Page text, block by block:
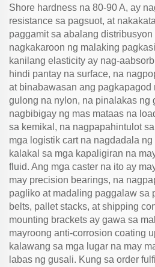
Shore hardness na 80-90 A, ay
resistance sa pagsuot, at
paggamit sa abalang
nagkakaroon ng malaking
kanilang elasticity ay nag-
hindi pantay na surface, na
at binabawasan ang pagkapagod
gulong na nylon, na pinalakas ng
nagbibigay ng mas mataas na
sa kemikal, na nagpapahintulot
mga logistik cart na nagdadala
kalakal sa mga kapaligiran na
fluid. Ang mga caster na ito ay
may precision bearings, na
pagliko at madaling paggalaw sa
belts, pallet stacks, at shipping
mounting brackets ay gawa sa
mayroong anti-corrosion coating
kalawang sa mga lugar na may
labas ng gusali. Kung sa order